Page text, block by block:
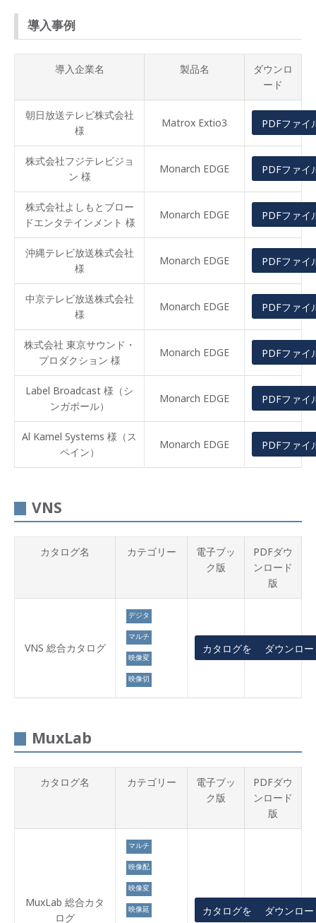
導入事例
導入企業名 製品名
ダウンロ
ード
朝日放送テレビ株式会社
様
Matrox Extio3 PDFファイ
株式会社フジテレビジョ
ン 様
Monarch EDGE PDFファイ
株式会社よしもとブロー
ドエンタテインメント 様
Monarch EDGE PDFファイ
沖縄テレビ放送株式会社
様
Monarch EDGE PDFファイ
中京テレビ放送株式会社
様
Monarch EDGE PDFファイ
株式会社 東京サウンド・
プロダクション 様
Monarch EDGE PDFファイ
Label Broadcast 様（シ
ンガポール）
Monarch EDGE PDFファイ
Al Kamel Systems 様（ス
ペイン）
Monarch EDGE PDFファイ
VNS
カタログ名 カテゴリー
電子ブッ
ク版
PDFダウ
ンロード
版
VNS 総合カタログ
デジタ
ルサイ
ネージ
マルチ
ディス
プレイ
映像変
換
映像切
替
カタログを見るダウンロ
MuxLab
カタログ名 カテゴリー
電子ブッ
ク版
PDFダウ
ンロード
版
MuxLab 総合カタ
ログ
マルチ
ディス
プレイ
映像配
信
映像変
換
映像延
長
カタログを見るダウンロ